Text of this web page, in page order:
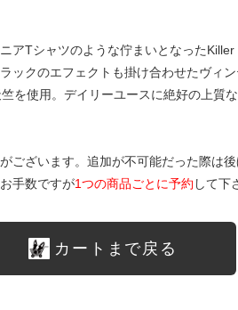
アTシャツのような佇まいとなった
ックのエフェクトも掛け合わせたヴィ
を使用。デイリーユースに絶好の上質
ざいます。追加が不可能だった際は後
手数ですが1つの商品ごとに予約 して下
カートまで戻る